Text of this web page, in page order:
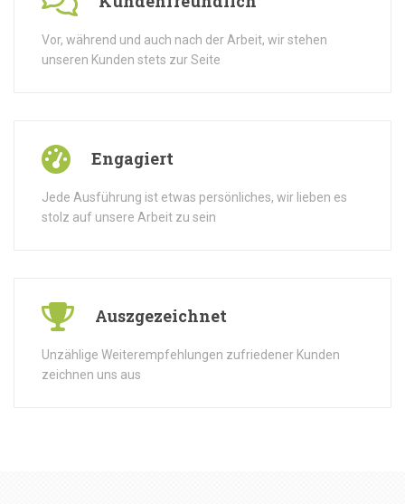
Vor, während und auch nach der Arbeit, wir stehen
unseren Kunden stets zur Seite
Engagiert
Jede Ausführung ist etwas persönliches, wir lieben es
stolz auf unsere Arbeit zu sein
Auszgezeichnet
Unzählige Weiterempfehlungen zufriedener Kunden
zeichnen uns aus